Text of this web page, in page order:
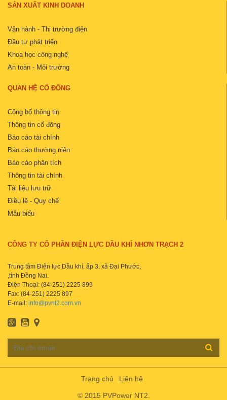
SẢN XUẤT KINH DOANH
Vận hành - Thị trường điện
Đầu tư phát triển
Khoa học công nghệ
An toàn - Môi trường
QUAN HỆ CỔ ĐÔNG
Công bố thông tin
Thông tin cổ đông
Báo cáo tài chính
Báo cáo thường niên
Báo cáo phân tích
Thông tin tài chính
Tài liệu lưu trữ
Điều lệ - Quy chế
Mẫu biểu
CÔNG TY CỔ PHẦN ĐIỆN LỰC DẦU KHÍ NHƠN TRẠCH 2
Trung tâm Điện lực Dầu khí, ấp 3, xã Đại Phước,
,tỉnh Đồng Nai.
Điện Thoại: (84-251) 2225 899
Fax: (84-251) 2225 897
E-mail: info@pvnt2.com.vn
Trang chủ Liên hệ
© 2015 PVPower NT2.